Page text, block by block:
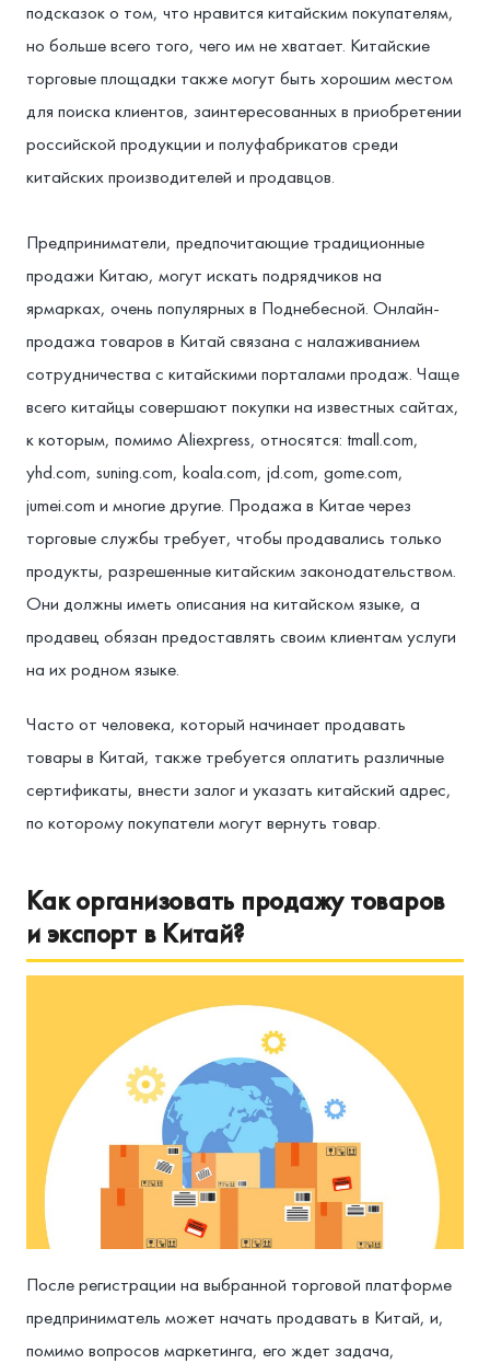
подсказок о том, что нравится китайским покупателям,
но больше всего того, чего им не хватает. Китайские
торговые площадки также могут быть хорошим местом
для поиска клиентов, заинтересованных в приобретении
российской продукции и полуфабрикатов среди
китайских производителей и продавцов.
Предприниматели, предпочитающие традиционные
продажи Китаю, могут искать подрядчиков на
ярмарках, очень популярных в Поднебесной. Онлайн-
продажа товаров в Китай связана с налаживанием
сотрудничества с китайскими порталами продаж. Чаще
всего китайцы совершают покупки на известных сайтах,
к которым, помимо Aliexpress, относятся: tmall.com,
yhd.com, suning.com, koala.com, jd.com, gome.com,
jumei.com и многие другие. Продажа в Китае через
торговые службы требует, чтобы продавались только
продукты, разрешенные китайским законодательством.
Они должны иметь описания на китайском языке, а
продавец обязан предоставлять своим клиентам услуги
на их родном языке.
Часто от человека, который начинает продавать
товары в Китай, также требуется оплатить различные
сертификаты, внести залог и указать китайский адрес,
по которому покупатели могут вернуть товар.
Как организовать продажу товаров
и экспорт в Китай?
После регистрации на выбранной торговой платформе
предприниматель может начать продавать в Китай, и,
помимо вопросов маркетинга, его ждет задача,